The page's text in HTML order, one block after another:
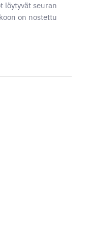
löytyvät seuran
on nostettu